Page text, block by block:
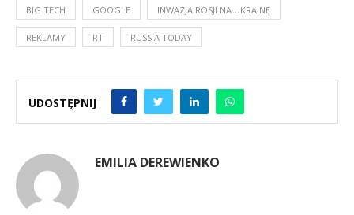
BIG TECH GOOGLE INWAZJA ROSJI NA UKRAINĘ
REKLAMY RT RUSSIA TODAY
UDOSTĘPNIJ
EMILIA DEREWIENKO